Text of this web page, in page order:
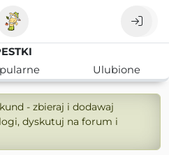
Ulubione
- zbieraj i dodawaj
dyskutuj na forum i